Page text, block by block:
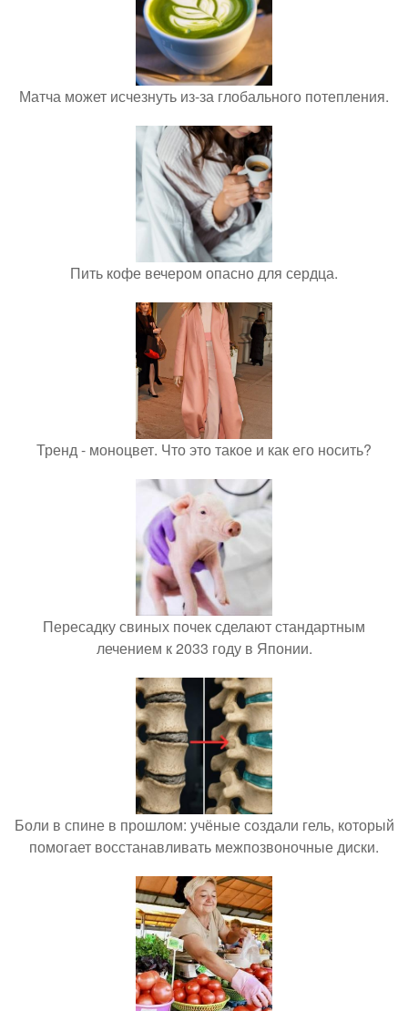
Матча может исчезнуть из-за глобального потепления.
Пить кофе вечером опасно для сердца.
Тренд - моноцвет. Что это такое и как его носить?
Пересадку свиных почек сделают стандартным
лечением к 2033 году в Японии.
Боли в спине в прошлом: учёные создали гель, который
помогает восстанавливать межпозвоночные диски.